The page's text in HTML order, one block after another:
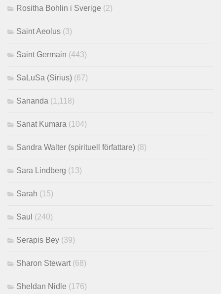
Rositha Bohlin i Sverige (2)
Saint Aeolus (3)
Saint Germain (443)
SaLuSa (Sirius) (67)
Sananda (1,118)
Sanat Kumara (104)
Sandra Walter (spirituell författare) (8)
Sara Lindberg (13)
Sarah (15)
Saul (240)
Serapis Bey (39)
Sharon Stewart (68)
Sheldan Nidle (176)